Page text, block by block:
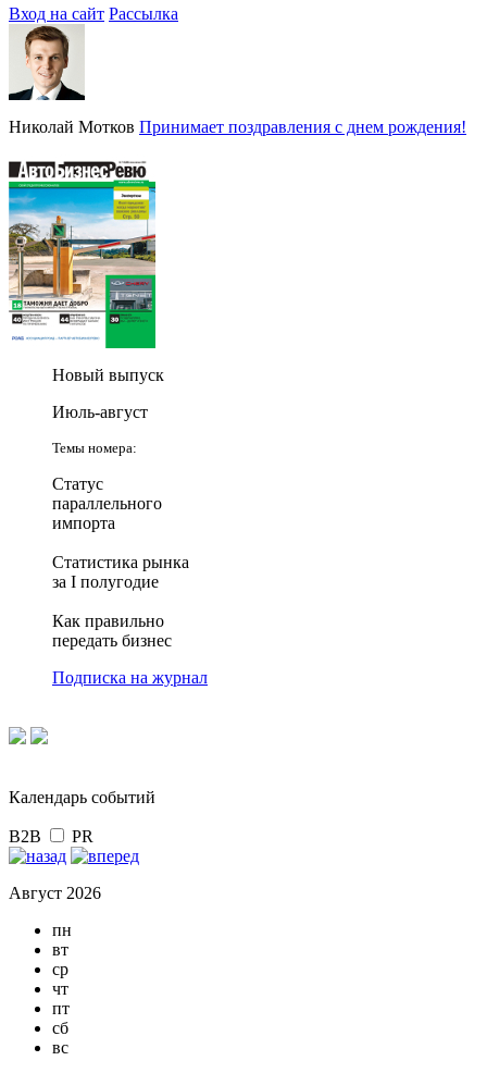
Вход на сайт Рассылка
Николай Мотков Принимает поздравления с днем рождения!
Новый выпуск
Июль-август
Темы номера:
Статус
параллельного
импорта
Статистика рынка
за I полугодие
Как правильно
передать бизнес
Подписка на журнал
Календарь событий
B2B PR
Август 2026
пн
вт
ср
чт
пт
сб
вс